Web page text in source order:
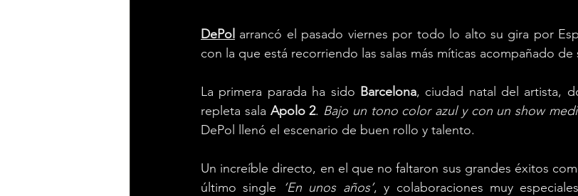
DePol arrancó el pasado viernes por todo lo alto su gira por
con la que está recorriendo las salas más míticas acompañado de
La primera parada ha sido Barcelona, ciudad natal del artista,
repleta sala Apolo 2. Bajo un tono color azul y con un show
DePol llenó el escenario de buen rollo y talento.
Un increíble directo, en el que no faltaron sus grandes éxitos
último single
‘En unos años’, y colaboraciones muy